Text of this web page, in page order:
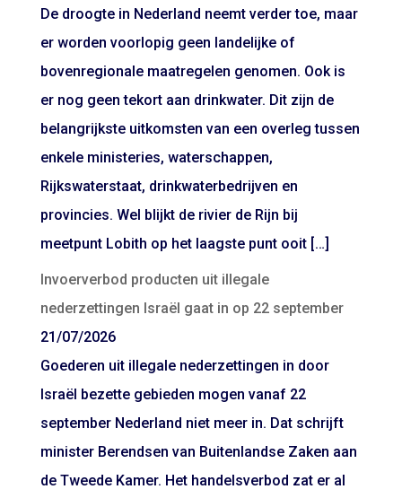
De droogte in Nederland neemt verder toe, maar
er worden voorlopig geen landelijke of
bovenregionale maatregelen genomen. Ook is
er nog geen tekort aan drinkwater. Dit zijn de
belangrijkste uitkomsten van een overleg tussen
enkele ministeries, waterschappen,
Rijkswaterstaat, drinkwaterbedrijven en
provincies. Wel blijkt de rivier de Rijn bij
meetpunt Lobith op het laagste punt ooit […]
Invoerverbod producten uit illegale
nederzettingen Israël gaat in op 22 september
21/07/2026
Goederen uit illegale nederzettingen in door
Israël bezette gebieden mogen vanaf 22
september Nederland niet meer in. Dat schrijft
minister Berendsen van Buitenlandse Zaken aan
de Tweede Kamer. Het handelsverbod zat er al